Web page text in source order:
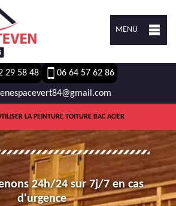
MENU
29 58 48 06 64 57 62 86
LA PEINTURE TOITURE BAC ACIER
24h/24 sur 7j/7 en cas
d'urgence